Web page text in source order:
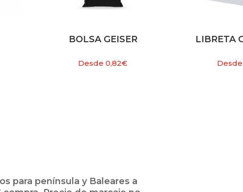
BOLSA GEISER
Desde0,82€
LIBRETA
Desde
para península y Baleares a